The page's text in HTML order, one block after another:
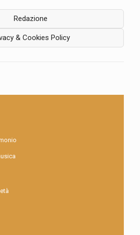
Redazione
& Cookies Policy